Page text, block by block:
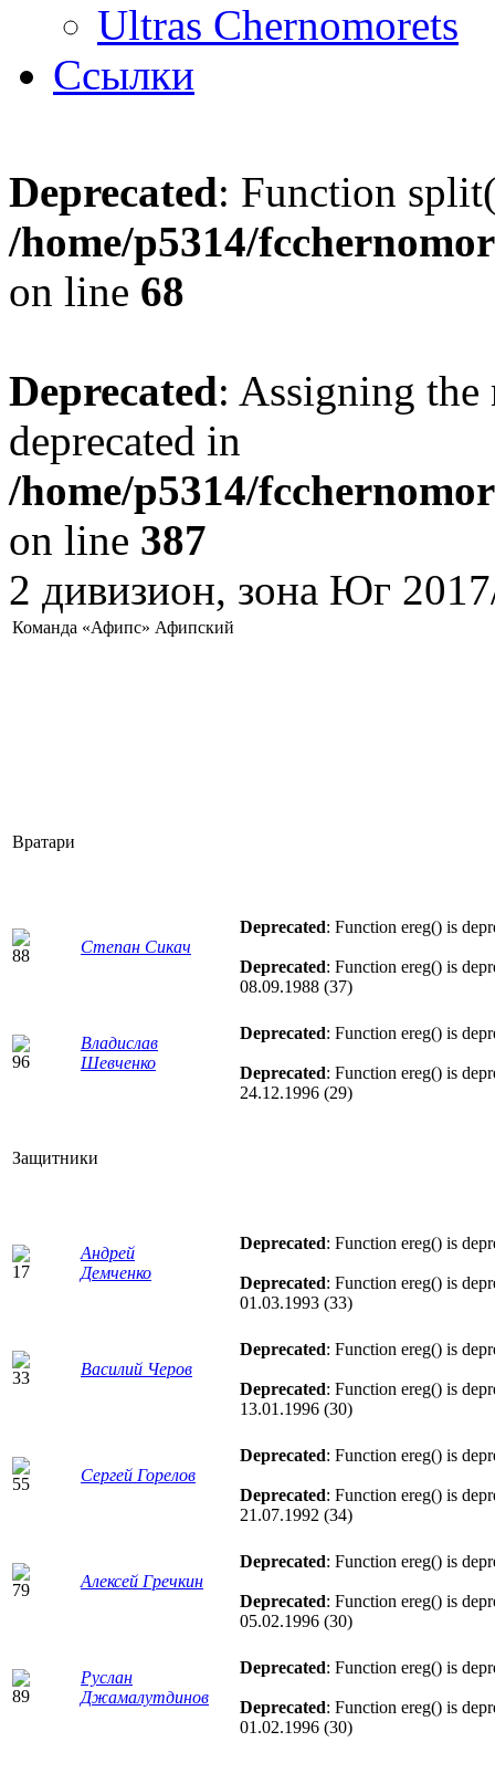
Ultras Chernomorets
Ссылки
Deprecated: Function
/home/p5314/
on line 68
Deprecated: Assigning the
deprecated in
/home/p5314/
on line 387
2 дивизион, зона Юг
Команда «Афипс» Афипский
Вратари
Степан Сикач
Deprecated: Function ereg() is
Deprecated: Function ereg() is
08.09.1988 (37)
Владислав
Шевченко
Deprecated: Function ereg() is
Deprecated: Function ereg() is
24.12.1996 (29)
Защитники
Андрей
Демченко
Deprecated: Function ereg() is
Deprecated: Function ereg() is
01.03.1993 (33)
Василий Черов
Deprecated: Function ereg() is
Deprecated: Function ereg() is
13.01.1996 (30)
Сергей Горелов
Deprecated: Function ereg() is
Deprecated: Function ereg() is
21.07.1992 (34)
Алексей Гречкин
Deprecated: Function ereg() is
Deprecated: Function ereg() is
05.02.1996 (30)
Руслан
Джамалутдинов
Deprecated: Function ereg() is
Deprecated: Function ereg() is
01.02.1996 (30)